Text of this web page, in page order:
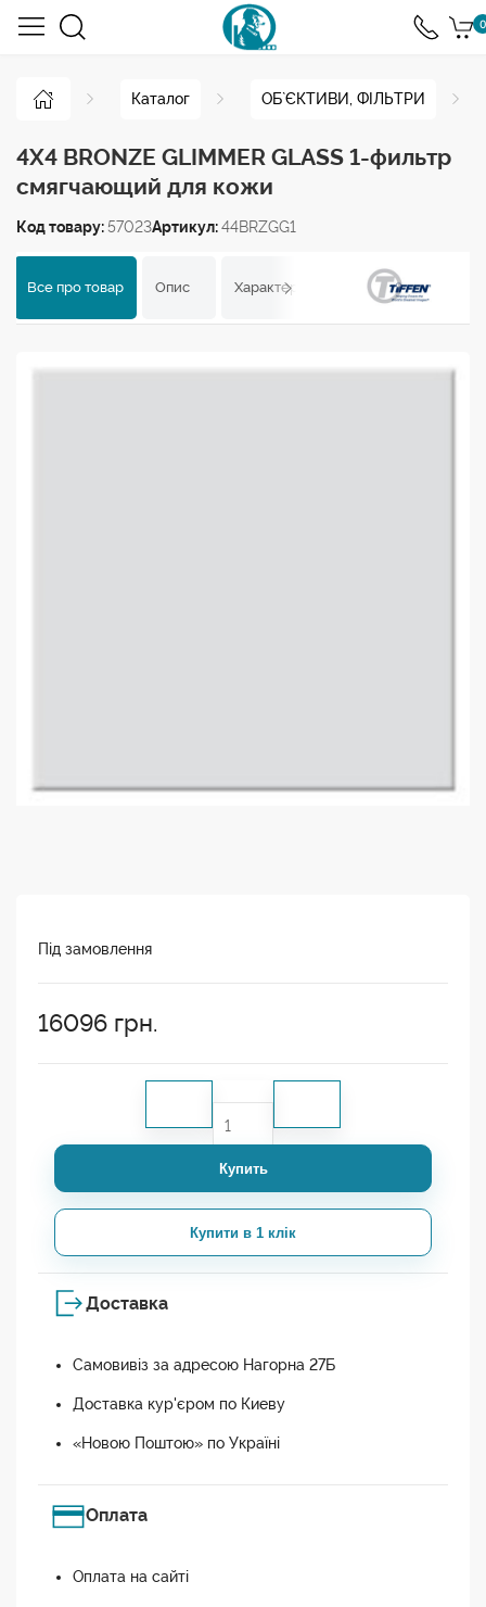
0
Каталог ОБ`ЄКТИВИ, ФІЛЬТРИ
4X4 BRONZE GLIMMER GLASS 1-фильтр
смягчающий для кожи
Код товару: 57023Артикул:44BRZGG1
Все про товар Опис Характеристики Відгуки
Під замовлення
16096 грн.
Купить
Купити в 1 клік
Доставка
Самовивіз за адресою Нагорна 27Б
Доставка кур'єром по Киеву
«Новою Поштою» по Україні
Оплата
Оплата на сайті